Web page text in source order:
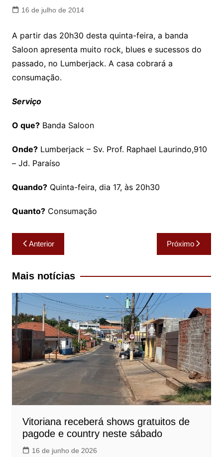
16 de julho de 2014
A partir das 20h30 desta quinta-feira, a banda
Saloon apresenta muito rock, blues e sucessos do
passado, no Lumberjack. A casa cobrará a
consumação.
Serviço
O que?Banda Saloon
Onde?Lumberjack – Sv. Prof. Raphael Laurindo,910
– Jd. Paraíso
Quando?Quinta-feira, dia 17, às 20h30
Quanto?Consumação
Navegação
de
Post
Anterior Próximo
Mais notícias
Vitoriana receberá shows gratuitos de
pagode e country neste sábado
16 de junho de 2026